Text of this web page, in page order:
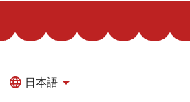
日本語